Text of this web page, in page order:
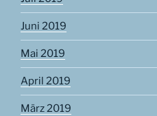
Juni 2019
Mai 2019
April 2019
März 2019